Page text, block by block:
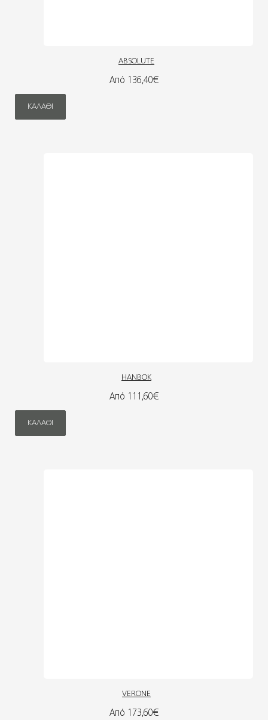
ABSOLUTE
Από 136,40€
ΚΑΛΆΘΙ
HANBOK
Από 111,60€
ΚΑΛΆΘΙ
VERONE
Από 173,60€